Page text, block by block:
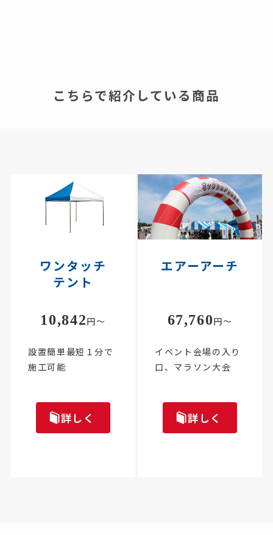
こちらで紹介している商品
ワンタッチ
テント
10,842円～
設置簡単最短１分で
施工可能
詳しく
エアーアーチ
67,760円～
イベント会場の入り
口、マラソン大会
詳しく